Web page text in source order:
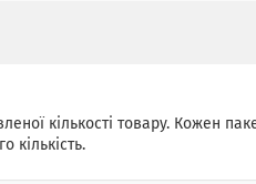
кількості товару. Кожен
кількість.